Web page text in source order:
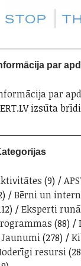
par
par
izsūta
(9)
Bērni un
Eksperti runā
(88)
Jaunumi(278)
resursi